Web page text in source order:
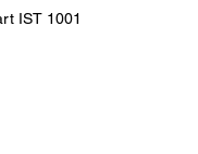
IST 1001